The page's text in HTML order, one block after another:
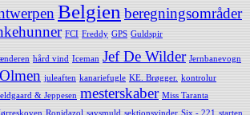
Belgien beregningsområder
FCI Freddy GPS Guldspir
hård vind Iceman Jef De Wilder Jernbanevogn
juleaften kanariefugle KE. Brøgger. kontrolur
& Jeppesen mesterskaber Miss Taranta
Ronidazol savsmuld sektionsvinder Six - 221
starten